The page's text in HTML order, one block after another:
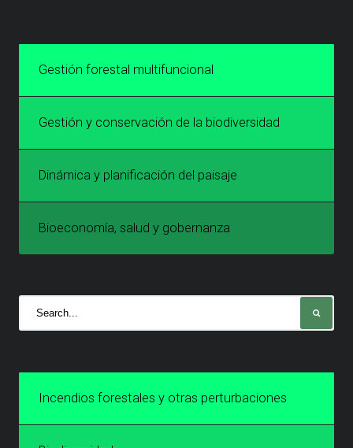
Gestión forestal multifuncional
Gestión y conservación de la biodiversidad
Dinámica y planificación del paisaje
Bioeconomía, salud y gobernanza
Incendios forestales y otras perturbaciones